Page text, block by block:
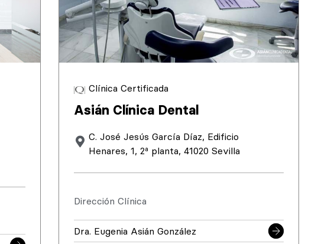
Clínica Certificada
Asián Clínica Dental
C. José Jesús García Díaz, Edificio
Henares, 1, 2ª planta, 41020 Sevilla
Dirección Clínica
Dra. Eugenia Asián González